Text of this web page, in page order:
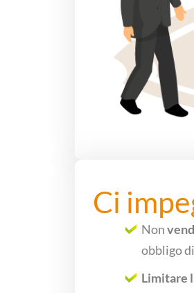
Ci
Non
obbligo
Limitare